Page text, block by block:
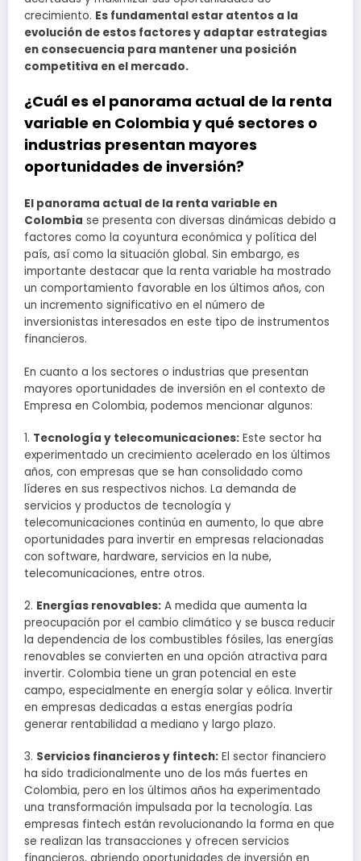
crecimiento. Es fundamental estar atentos a la
evolución de estos factores y adaptar estrategias
en consecuencia para mantener una posición
competitiva en el mercado.
¿Cuál es el panorama actual de la renta
variable en Colombia y qué sectores o
industrias presentan mayores
oportunidades de inversión?
El panorama actual de la renta variable en
Colombia se presenta con diversas dinámicas debido a
factores como la coyuntura económica y política del
país, así como la situación global. Sin embargo, es
importante destacar que la renta variable ha mostrado
un comportamiento favorable en los últimos años, con
un incremento significativo en el número de
inversionistas interesados en este tipo de instrumentos
financieros.
En cuanto a los sectores o industrias que presentan
mayores oportunidades de inversión en el contexto de
Empresa en Colombia, podemos mencionar algunos:
1. Tecnología y telecomunicaciones: Este sector ha
experimentado un crecimiento acelerado en los últimos
años, con empresas que se han consolidado como
líderes en sus respectivos nichos. La demanda de
servicios y productos de tecnología y
telecomunicaciones continúa en aumento, lo que abre
oportunidades para invertir en empresas relacionadas
con software, hardware, servicios en la nube,
telecomunicaciones, entre otros.
2. Energías renovables: A medida que aumenta la
preocupación por el cambio climático y se busca reducir
la dependencia de los combustibles fósiles, las energías
renovables se convierten en una opción atractiva para
invertir. Colombia tiene un gran potencial en este
campo, especialmente en energía solar y eólica. Invertir
en empresas dedicadas a estas energías podría
generar rentabilidad a mediano y largo plazo.
3. Servicios financieros y fintech: El sector financiero
ha sido tradicionalmente uno de los más fuertes en
Colombia, pero en los últimos años ha experimentado
una transformación impulsada por la tecnología. Las
empresas fintech están revolucionando la forma en que
se realizan las transacciones y ofrecen servicios